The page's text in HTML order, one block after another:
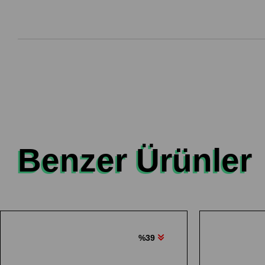
Benzer Ürünler
%39